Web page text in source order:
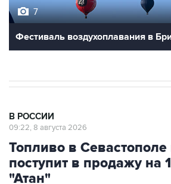
7
Фестиваль воздухоплавания в
В РОССИИ
09:22, 8 августа 2026
Топливо в Севастополе
поступит в продажу на
"Атан"